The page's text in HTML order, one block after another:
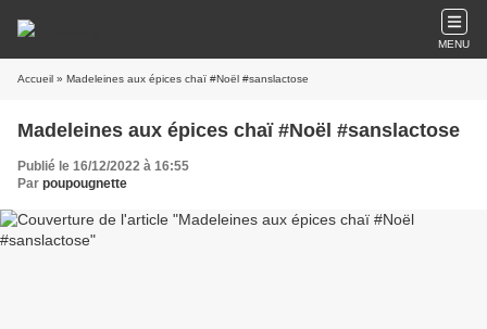
MENU
Accueil » Madeleines aux épices chaï #Noël #sanslactose
Madeleines aux épices chaï #Noël #sanslactose
Publié le 16/12/2022 à 16:55
Par poupougnette